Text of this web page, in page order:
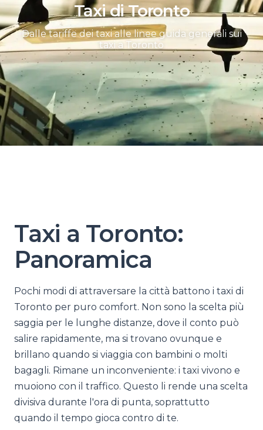
Taxi di Toronto
Dalle tariffe dei taxi alle linee guida generali sui
taxi a Toronto
Taxi a Toronto:
Panoramica
Pochi modi di attraversare la città battono i taxi di
Toronto per puro comfort. Non sono la scelta più
saggia per le lunghe distanze, dove il conto può
salire rapidamente, ma si trovano ovunque e
brillano quando si viaggia con bambini o molti
bagagli. Rimane un inconveniente: i taxi vivono e
muoiono con il traffico. Questo li rende una scelta
divisiva durante l'ora di punta, soprattutto
quando il tempo gioca contro di te.